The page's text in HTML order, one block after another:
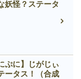
妖怪？ステータ
ぷに】じがじぃ
ータス！（合成